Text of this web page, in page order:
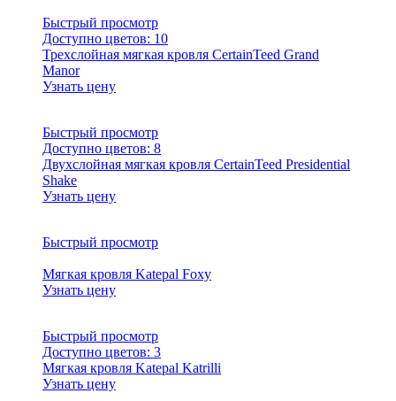
Быстрый просмотр
Доступно цветов: 10
Трехслойная мягкая кровля CertainTeed Grand
Manor
Узнать цену
Быстрый просмотр
Доступно цветов: 8
Двухслойная мягкая кровля CertainTeed Presidential
Shake
Узнать цену
Быстрый просмотр
Мягкая кровля Katepal Foxy
Узнать цену
Быстрый просмотр
Доступно цветов: 3
Мягкая кровля Katepal Katrilli
Узнать цену